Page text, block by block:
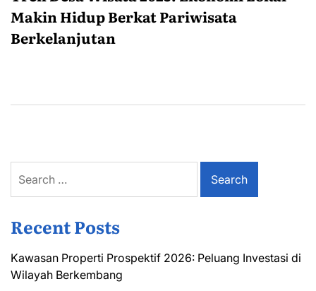
Makin Hidup Berkat Pariwisata
Berkelanjutan
for:
Recent Posts
Kawasan Properti Prospektif 2026: Peluang Investasi di
Wilayah Berkembang